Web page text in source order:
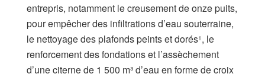
entrepris, notamment le creusement de onze puits,
pour empêcher des infiltrations d’eau souterraine,
le nettoyage des plafonds peints et dorés1 , le
renforcement des fondations et l’assèchement
d’une citerne de 1 500 m³ d’eau en forme de croix